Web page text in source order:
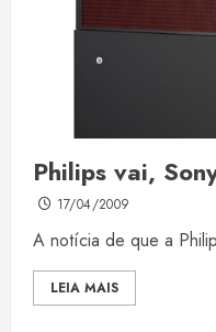
Philips vai,
17/04/2009
A notícia de que a
LEIA MAIS